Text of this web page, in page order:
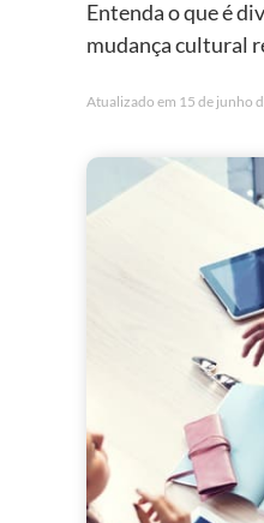
Entenda o que é
mudança cultural
Atualizado em 15 de junho